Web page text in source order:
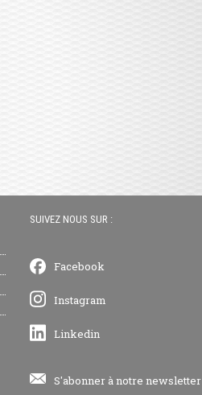
SUIVEZ NOUS SUR :
Facebook
Instagram
Linkedin
S'abonner à notre newsletter